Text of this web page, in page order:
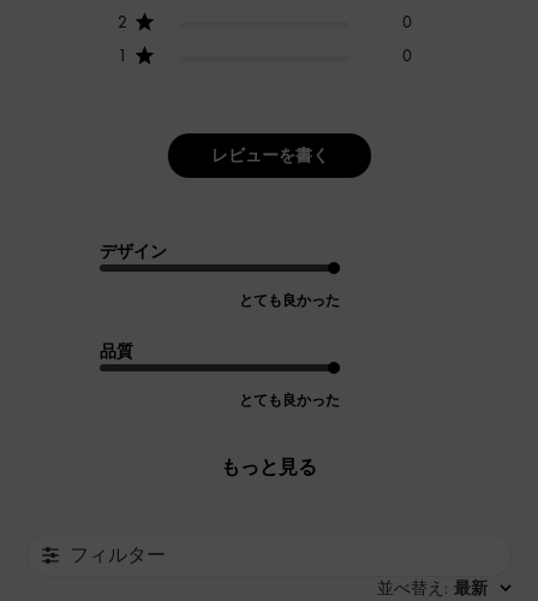
2
0
1
0
レビューを書く
デザイン
とても良かった
品質
とても良かった
もっと見る
フィルター
並べ替え : 最新